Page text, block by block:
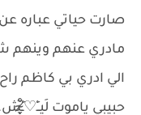
صارت حياتي عباره
مادري عنهم وينهم
الي ادري بي كاظم
حبيبي ياموت